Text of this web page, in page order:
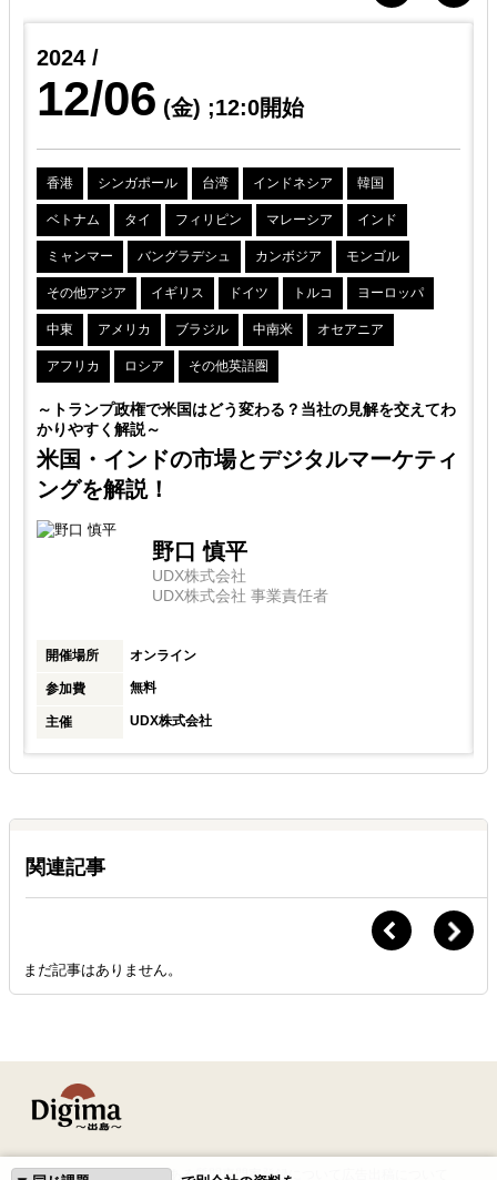
2024 /
12/06 (金) ;12:0開始
香港 シンガポール 台湾 インドネシア 韓国
ベトナム タイ フィリピン マレーシア インド
ミャンマー バングラデシュ カンボジア モンゴル
その他アジア イギリス ドイツ トルコ ヨーロッパ
中東 アメリカ ブラジル 中南米 オセアニア
アフリカ ロシア その他英語圏
～トランプ政権で米国はどう変わる？当社の見解を交えてわ
かりやすく解説～
米国・インドの市場とデジタルマーケティ
ングを解説！
野口 慎平
UDX株式会社
UDX株式会社 事業責任者
開催場所 オンライン
参加費 無料
主催 UDX株式会社
関連記事
まだ記事はありません。
はじめての方へ よくある質問 専門家登録について